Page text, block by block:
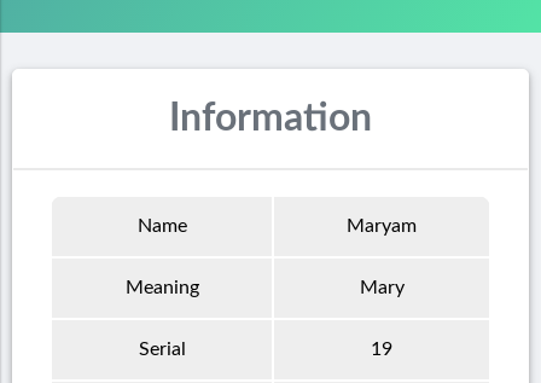
Information
Name Maryam
Meaning Mary
Serial 19